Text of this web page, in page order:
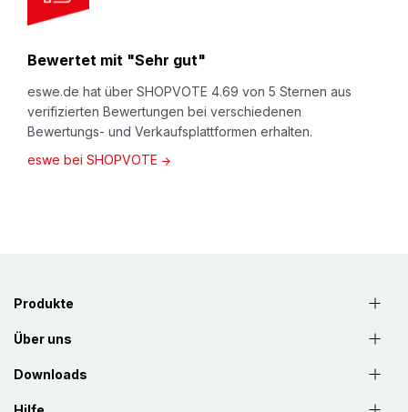
Bewertet mit "Sehr gut"
eswe.de hat über SHOPVOTE 4.69 von 5 Sternen aus
verifizierten Bewertungen bei verschiedenen
Bewertungs- und Verkaufsplattformen erhalten.
eswe bei SHOPVOTE
Produkte
Über uns
Downloads